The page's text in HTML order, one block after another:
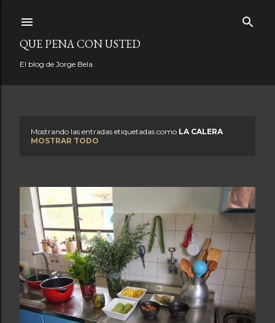
QUE PENA CON USTED
El blog de Jorge Bela.
t
r
a
d
a
s
Mostrando las entradas etiquetadas como LA CALERA
MOSTRAR TODO